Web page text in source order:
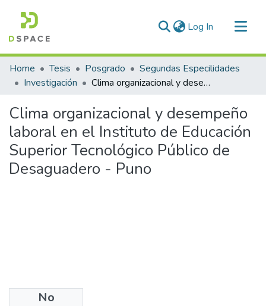
Log In (current)
Communities & Collections
All of DSpace
Home Tesis Posgrado
Segundas Especilidades
Investigación
Clima organizacional y desempeño laboral en el Instituto de Educación Superior Tecnológico Público de Desaguadero - Puno
Clima organizacional y desempeño
laboral en el Instituto de Educación
Superior Tecnológico Público de
Desaguadero - Puno
No